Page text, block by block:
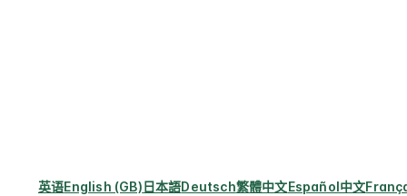
英语English (GB)日本語Deutsch繁體中文Español中文